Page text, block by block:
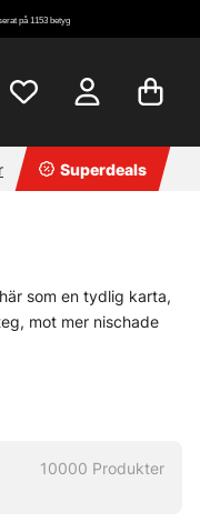
på 1153 betyg
Superdeals
som en tydlig karta,
mot mer nischade
som gör skillnad.
10000 Produkter